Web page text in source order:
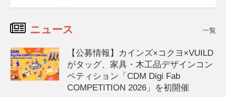
ニュース 一覧
【公募情報】カインズ×コクヨ×VUILD
がタッグ、家具・木工品デザインコン
ペティション「CDM Digi Fab
COMPETITION 2026」を初開催